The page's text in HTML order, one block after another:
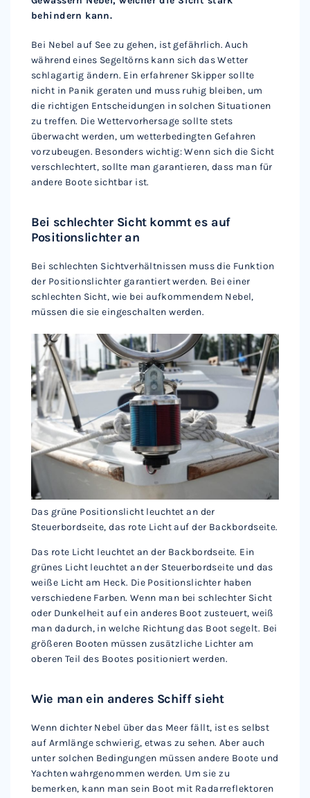
behindern kann.
Bei Nebel auf See zu gehen, ist gefährlich. Auch
während eines Segeltörns kann sich das Wetter
schlagartig ändern. Ein erfahrener Skipper sollte
nicht in Panik geraten und muss ruhig bleiben, um
die richtigen Entscheidungen in solchen Situationen
zu treffen. Die Wettervorhersage sollte stets
überwacht werden, um wetterbedingten Gefahren
vorzubeugen. Besonders wichtig: Wenn sich die Sicht
verschlechtert, sollte man garantieren, dass man für
andere Boote sichtbar ist.
Bei schlechter Sicht kommt es auf
Positionslichter an
Bei schlechten Sichtverhältnissen muss die Funktion
der Positionslichter garantiert werden. Bei einer
schlechten Sicht, wie bei aufkommendem Nebel,
müssen die sie eingeschalten werden.
Das grüne Positionslicht leuchtet an der
Steuerbordseite, das rote Licht auf der Backbordseite.
Das rote Licht leuchtet an der Backbordseite. Ein
grünes Licht leuchtet an der Steuerbordseite und das
weiße Licht am Heck. Die Positionslichter haben
verschiedene Farben. Wenn man bei schlechter Sicht
oder Dunkelheit auf ein anderes Boot zusteuert, weiß
man dadurch, in welche Richtung das Boot segelt. Bei
größeren Booten müssen zusätzliche Lichter am
oberen Teil des Bootes positioniert werden.
Wie man ein anderes Schiff sieht
Wenn dichter Nebel über das Meer fällt, ist es selbst
auf Armlänge schwierig, etwas zu sehen. Aber auch
unter solchen Bedingungen müssen andere Boote und
Yachten wahrgenommen werden. Um sie zu
bemerken, kann man sein Boot mit Radarreflektoren